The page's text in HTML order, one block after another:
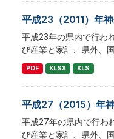
平成23（2011）年
平成23年の県内で行わ
び産業と家計、県外、
PDF XLSX XLS
平成27（2015）年
平成27年の県内で行わ
び産業と家計、県外、